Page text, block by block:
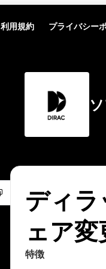
利用規約 プライバシー
ディラ
ェア変
特徴